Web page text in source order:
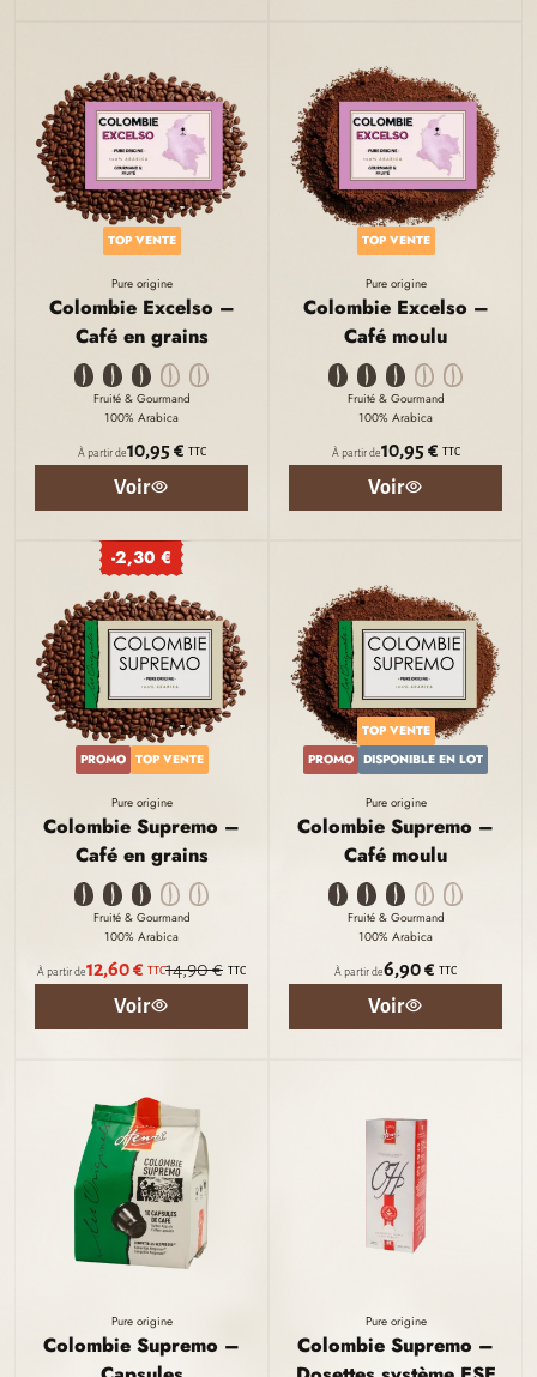
TOP VENTE
Pure origine
Colombie Excelso –
Café en grains
Fruité & Gourmand
100% Arabica
À partir de10,95 € TTC
Voir
TOP VENTE
Pure origine
Colombie Excelso –
Café moulu
Fruité & Gourmand
100% Arabica
À partir de10,95 € TTC
Voir
-2,30 €
PROMO TOP VENTE
Pure origine
Colombie Supremo –
Café en grains
Fruité & Gourmand
100% Arabica
À partir de12,60 € TTC14,90 € TTC
Voir
PROMO DISPONIBLE EN LOT
TOP VENTE
Pure origine
Colombie Supremo –
Café moulu
Fruité & Gourmand
100% Arabica
À partir de6,90 € TTC
Voir
Pure origine
Colombie Supremo –
Pure origine
Colombie Supremo –